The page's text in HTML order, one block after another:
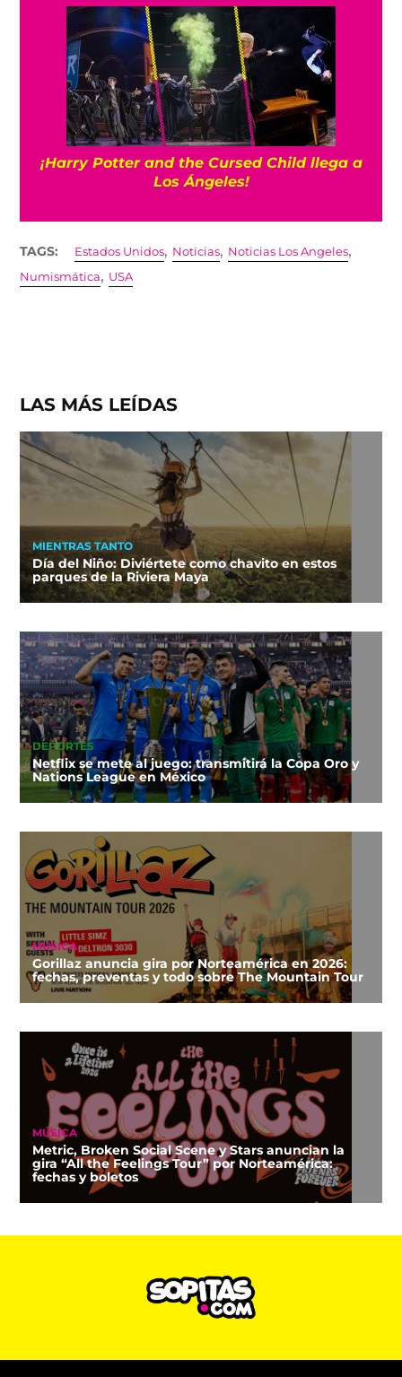
¡Harry Potter and the Cursed Child llega a
Los Ángeles!
TAGS: Estados Unidos, Noticias, Noticias Los Angeles,
Numismática, USA
LAS MÁS LEÍDAS
MIENTRAS TANTO
Día del Niño: Diviértete como chavito en estos
parques de la Riviera Maya
DEPORTES
Netflix se mete al juego: transmitirá la Copa Oro y
Nations League en México
MÚSICA
Gorillaz anuncia gira por Norteamérica en 2026:
fechas, preventas y todo sobre The Mountain Tour
MÚSICA
Metric, Broken Social Scene y Stars anuncian la
gira “All the Feelings Tour” por Norteamérica:
fechas y boletos